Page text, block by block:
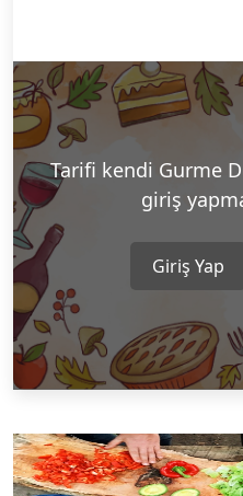
Tarifi kendi Gurme
giriş
Giriş Yap